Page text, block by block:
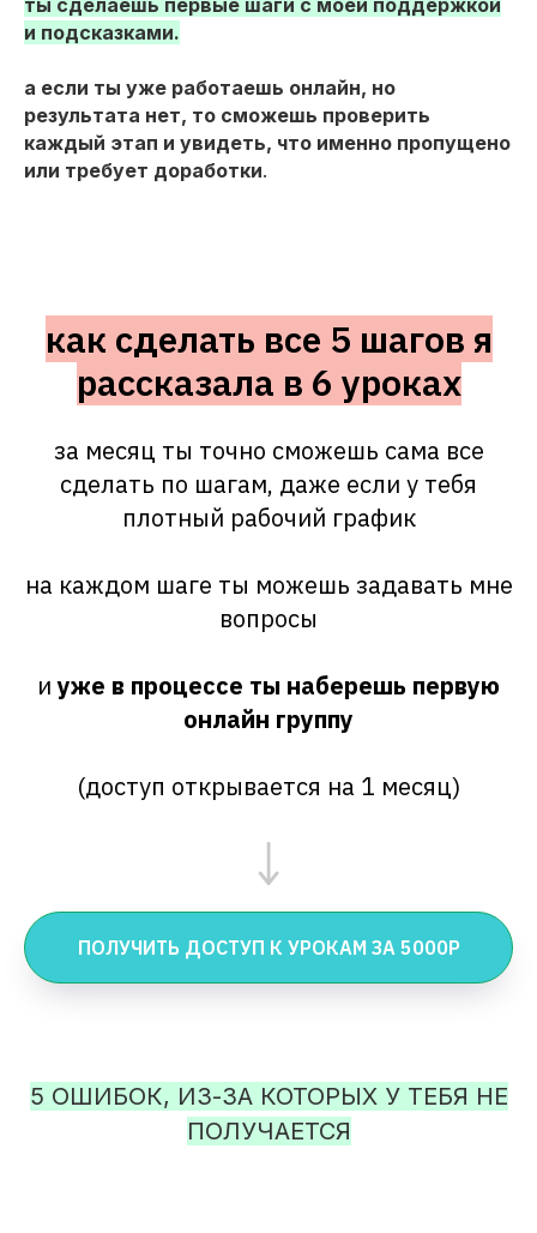
и подсказками.
а если ты уже работаешь онлайн, но
результата нет, то сможешь проверить
каждый этап и увидеть, что именно пропущено
или требует доработки.
как сделать все 5 шагов я
рассказала в 6 уроках
за месяц ты точно сможешь сама все
сделать по шагам, даже если у тебя
плотный рабочий график
на каждом шаге ты можешь задавать мне
вопросы
иуже в процессе ты наберешь первую
онлайн группу
(доступ открывается на 1 месяц)
ПОЛУЧИТЬ ДОСТУП К УРОКАМ ЗА 5000Р
5 ОШИБОК, ИЗ-ЗА КОТОРЫХ У ТЕБЯ НЕ
ПОЛУЧАЕТСЯ